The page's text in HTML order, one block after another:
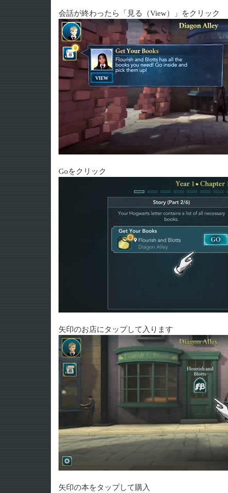
会話が終わったら「見る（View）」をクリック
Goをクリック
矢印のお店にタップして入ります
矢印の本をタップして購入